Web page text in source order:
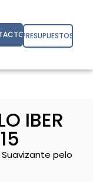
PRESUPUESTOS
IBER
pelo